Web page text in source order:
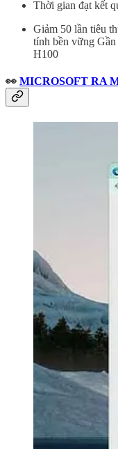
Thời gian đạt kết
Giảm 50 lần tiêu
tính bền vững
H100
👀 MICROSOFT RA